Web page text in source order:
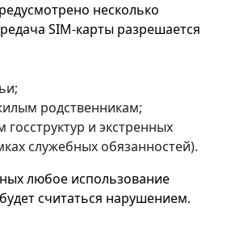
несколько
SIM-карты разрешается
родственникам;
госструктур и экстренных
служебных обязанностей).
любое использование
считаться нарушением.